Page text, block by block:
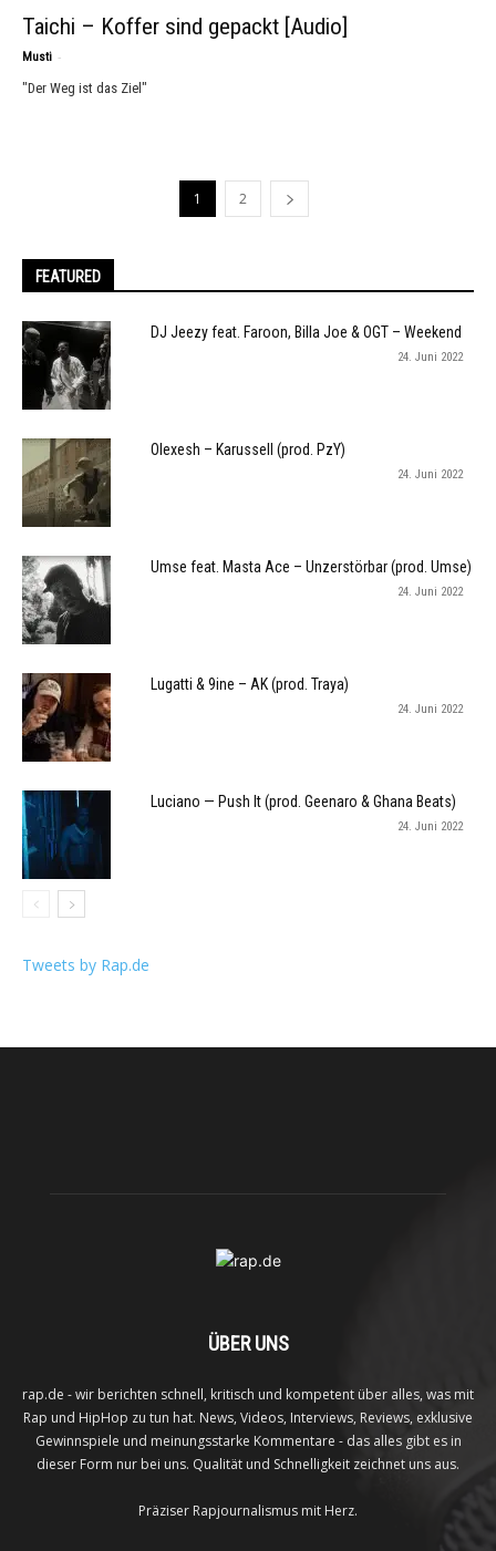
Taichi – Koffer sind gepackt [Audio]
Musti -
"Der Weg ist das Ziel"
1 2
FEATURED
DJ Jeezy feat. Faroon, Billa Joe & OGT – Weekend
24. Juni 2022
Olexesh – Karussell (prod. PzY)
24. Juni 2022
Umse feat. Masta Ace – Unzerstörbar (prod. Umse)
24. Juni 2022
Lugatti & 9ine – AK (prod. Traya)
24. Juni 2022
Luciano — Push It (prod. Geenaro & Ghana Beats)
24. Juni 2022
Tweets by Rap.de
ÜBER UNS
rap.de - wir berichten schnell, kritisch und kompetent über alles, was mit
Rap und HipHop zu tun hat. News, Videos, Interviews, Reviews, exklusive
Gewinnspiele und meinungsstarke Kommentare - das alles gibt es in
dieser Form nur bei uns. Qualität und Schnelligkeit zeichnet uns aus.
Präziser Rapjournalismus mit Herz.